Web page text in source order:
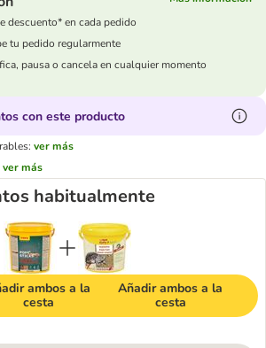
descuento* en cada pedido
tu pedido regularmente
pausa o cancela en cualquier momento
con este producto
ver más
ver más
habitualmente
ambos a la
cesta
Añadir ambos a la
cesta